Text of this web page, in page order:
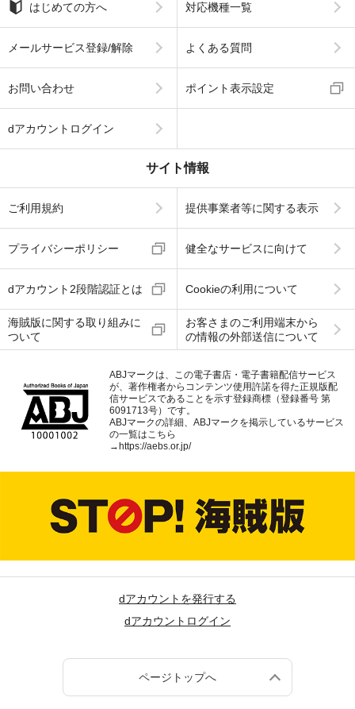
はじめての方へ 対応機種一覧
メールサービス登録/解除 よくある質問
お問い合わせ ポイント表示設定
dアカウントログイン
サイト情報
ご利用規約 提供事業者等に関する表示
プライバシーポリシー 健全なサービスに向けて
dアカウント2段階認証とは Cookieの利用について
海賊版に関する取り組みに
ついて
お客さまのご利用端末から
の情報の外部送信について
ABJマークは、この電子書店・電子書籍配信サービス
が、著作権者からコンテンツ使用許諾を得た正規版配
信サービスであることを示す登録商標（登録番号 第
6091713号）です。
ABJマークの詳細、ABJマークを掲示しているサービス
の一覧はこちら
→ https://aebs.or.jp/
dアカウントを発行する
dアカウントログイン
ページトップへ